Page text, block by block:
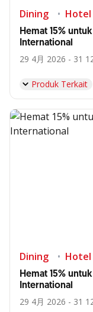
Dining Hotel
Hemat 15%
International
29 4月 2026 - 31
Produk Terkait
Dining Hotel
Hemat 15%
International
29 4月 2026 - 31